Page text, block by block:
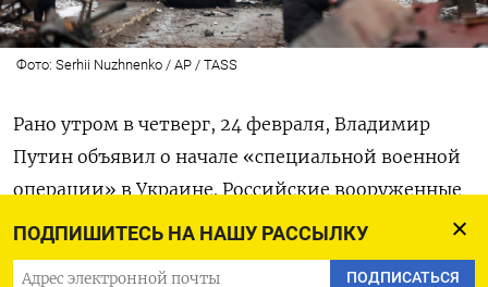
ПОДПИШИТЕСЬ НА НАШУ РАССЫЛКУ
ПОДПИСАТЬСЯ
Фото: Serhii Nuzhnenko / AP / TASS
Рано утром в четверг, 24 февраля, Владимир
Путин объявил о начале «специальной военной
операции» в Украине. Российские вооруженные
силы начали обстрелы украинских городов,